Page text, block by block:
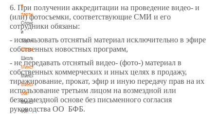
и
партнеры
Спонсоры
и
партнеры
Школы
Школы
Минск
Минск
Минская
обл
Минская
обл
6. При получении аккредитации на проведение видео- и
(или) фотосъемки, соответствующие СМИ и его
сотрудники обязаны:
- использовать отснятый материал исключительно в эфире
собственных новостных программ,
- не передавать отснятый видео- (фото-) материал в
собственных коммерческих и иных целях в продажу,
тиражирование, прокат, эфир и иную передачу прав на их
использование третьим лицом на возмездной или
безвозмездной основе без письменного согласия
руководства ОО БФБ.